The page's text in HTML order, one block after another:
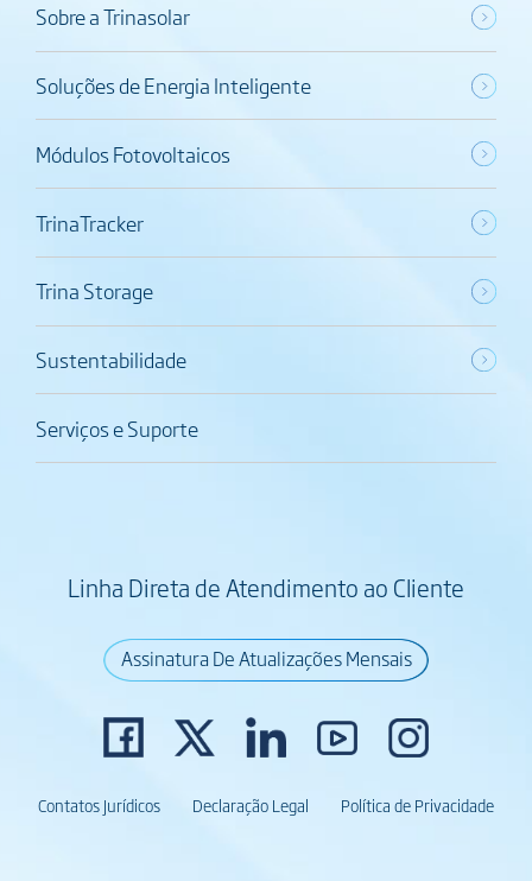
Sobre a Trinasolar
Soluções de Energia Inteligente
Módulos Fotovoltaicos
TrinaTracker
Trina Storage
Sustentabilidade
Serviços e Suporte
Linha Direta de Atendimento ao Cliente
Assinatura De Atualizações Mensais
Contatos Jurídicos Declaração Legal Política de Privacidade